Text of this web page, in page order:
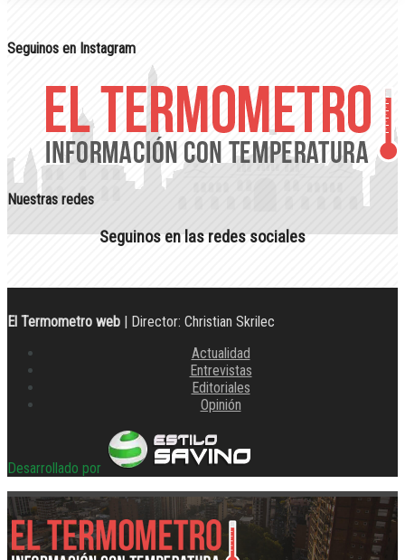
Seguinos en Instagram
Nuestras redes
Seguinos en las redes sociales
El Termometro web | Director: Christian Skrilec
Actualidad
Entrevistas
Editoriales
Opinión
Desarrollado por